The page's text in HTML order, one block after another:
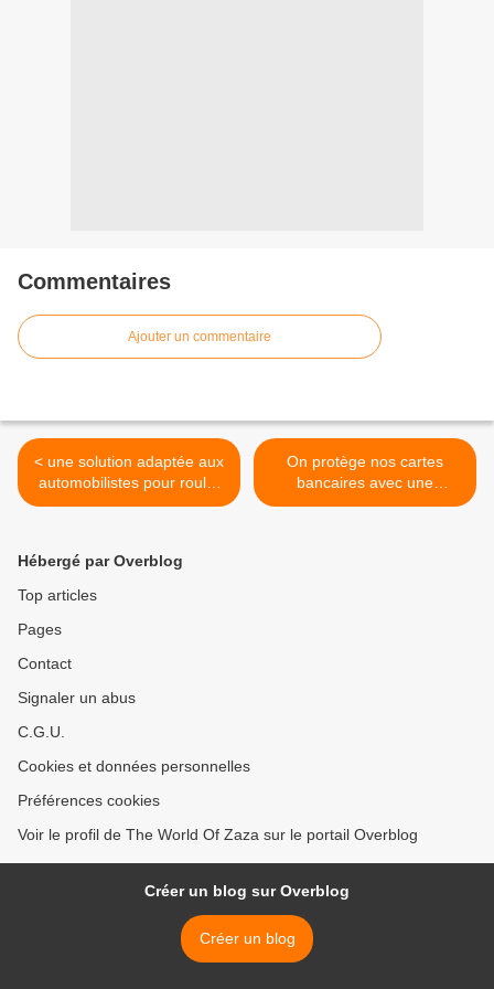
Commentaires
Ajouter un commentaire
< une solution adaptée aux
automobilistes pour rouler
en toute sérénité
On protège nos cartes
bancaires avec une
protection surprenante >
Hébergé par Overblog
Top articles
Pages
Contact
Signaler un abus
C.G.U.
Cookies et données personnelles
Préférences cookies
Voir le profil de The World Of Zaza sur le portail Overblog
Créer un blog sur Overblog
Créer un blog